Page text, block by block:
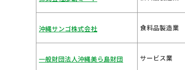
沖縄サンゴ株式会社 食料品製造業
一般財団法人沖縄美ら島財団 サービス業